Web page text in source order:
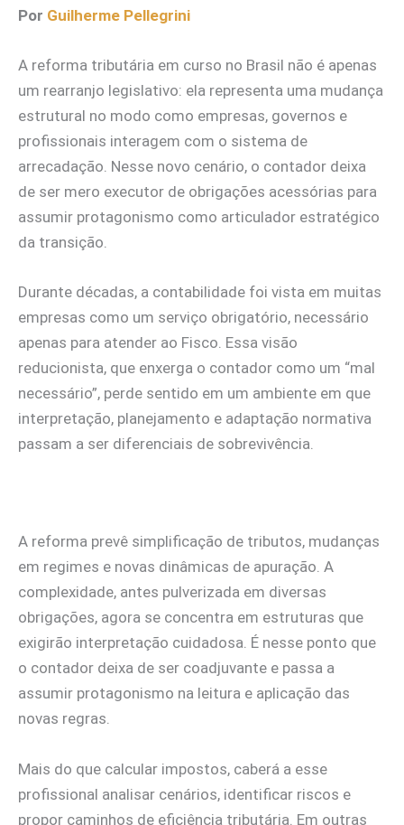
Por Guilherme Pellegrini
A reforma tributária em curso no Brasil não é apenas
um rearranjo legislativo: ela representa uma mudança
estrutural no modo como empresas, governos e
profissionais interagem com o sistema de
arrecadação. Nesse novo cenário, o contador deixa
de ser mero executor de obrigações acessórias para
assumir protagonismo como articulador estratégico
da transição.
Durante décadas, a contabilidade foi vista em muitas
empresas como um serviço obrigatório, necessário
apenas para atender ao Fisco. Essa visão
reducionista, que enxerga o contador como um “mal
necessário”, perde sentido em um ambiente em que
interpretação, planejamento e adaptação normativa
passam a ser diferenciais de sobrevivência.
A reforma prevê simplificação de tributos, mudanças
em regimes e novas dinâmicas de apuração. A
complexidade, antes pulverizada em diversas
obrigações, agora se concentra em estruturas que
exigirão interpretação cuidadosa. É nesse ponto que
o contador deixa de ser coadjuvante e passa a
assumir protagonismo na leitura e aplicação das
novas regras.
Mais do que calcular impostos, caberá a esse
profissional analisar cenários, identificar riscos e
propor caminhos de eficiência tributária. Em outras